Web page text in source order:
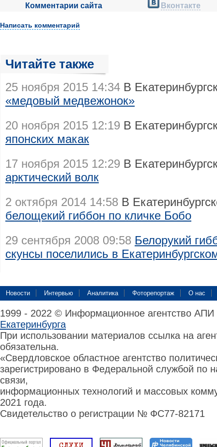
Комментарии сайта Вконтакте
Написать комментарий
Читайте также
25 ноября 2015 14:34 В
«медовый медвежонок»
20 ноября 2015 12:19 В
японских макак
17 ноября 2015 12:29 В
арктический волк
2 октября 2014 14:58 В
белощекий гиббон по кличке Бобо
29 сентября 2008 09:58 Белорукий
скунсы поселились в
Новости Интервью Аналитика Фоторепортаж О нас
1999 - 2022 © Информационное агентство
Екатеринбурга
При использовании материалов ссылка на
обязательна.
«Свердловское областное агентство
зарегистрировано в Федеральной службой по
связи,
информационных технологий и массовых
2021 года.
Свидетельство о регистрации № ФС77-82171